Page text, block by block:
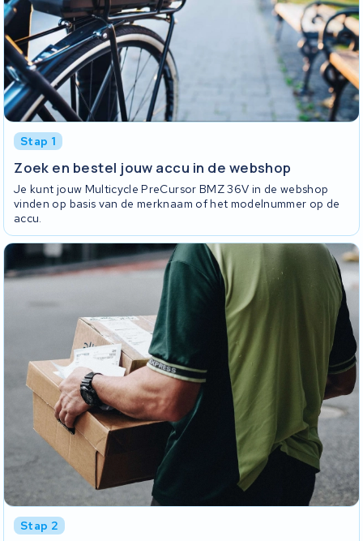
Stap 1
Zoek en bestel jouw accu in de webshop
Je kunt jouw Multicycle PreCursor BMZ 36V in de webshop
vinden op basis van de merknaam of het modelnummer op de
accu.
Stap 2